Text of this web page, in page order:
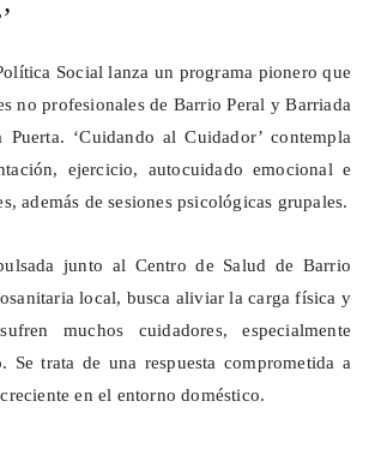
Social lanza un programa pionero que
no profesionales de Barrio Peral y Barriada
‘Cuidando al Cuidador’ contempla
ejercicio, autocuidado emocional e
además de sesiones psicológicas grupales.
junto al Centro de Salud de Barrio
local, busca aliviar la carga física y
muchos cuidadores, especialmente
Se trata de una respuesta comprometida a
en el entorno doméstico.